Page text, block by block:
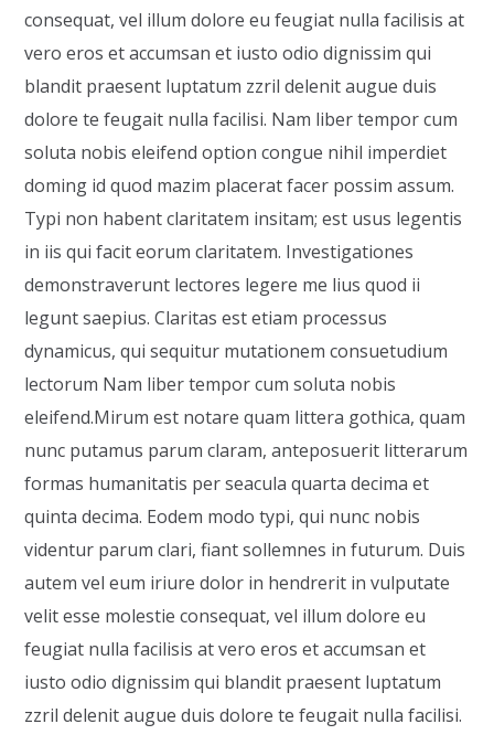
consequat, vel illum dolore eu feugiat nulla facilisis at
vero eros et accumsan et iusto odio dignissim qui
blandit praesent luptatum zzril delenit augue duis
dolore te feugait nulla facilisi. Nam liber tempor cum
soluta nobis eleifend option congue nihil imperdiet
doming id quod mazim placerat facer possim assum.
Typi non habent claritatem insitam; est usus legentis
in iis qui facit eorum claritatem. Investigationes
demonstraverunt lectores legere me lius quod ii
legunt saepius. Claritas est etiam processus
dynamicus, qui sequitur mutationem consuetudium
lectorum Nam liber tempor cum soluta nobis
eleifend.Mirum est notare quam littera gothica, quam
nunc putamus parum claram, anteposuerit litterarum
formas humanitatis per seacula quarta decima et
quinta decima. Eodem modo typi, qui nunc nobis
videntur parum clari, fiant sollemnes in futurum. Duis
autem vel eum iriure dolor in hendrerit in vulputate
velit esse molestie consequat, vel illum dolore eu
feugiat nulla facilisis at vero eros et accumsan et
iusto odio dignissim qui blandit praesent luptatum
zzril delenit augue duis dolore te feugait nulla facilisi.